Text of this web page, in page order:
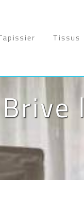
Tissus